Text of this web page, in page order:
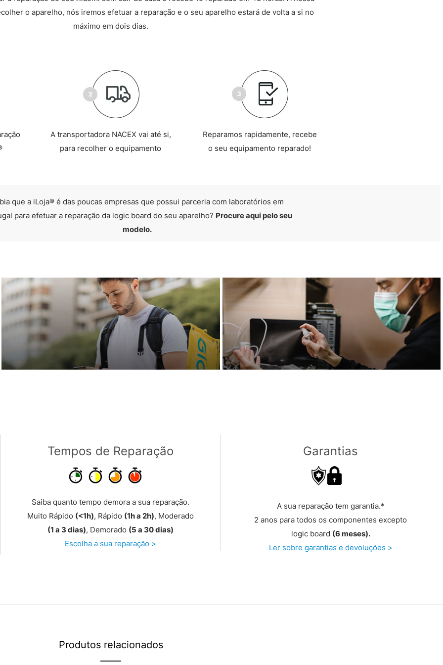
o aparelho, nós iremos efetuar a reparação e o seu aparelho estará de volta a si no
máximo em dois dias.
A transportadora NACEX vai até si,
para recolher o equipamento
Reparamos rapidamente, recebe
o seu equipamento reparado!
que a iLoja® é das poucas empresas que possui parceria com laboratórios em
para efetuar a reparação da logic board do seu aparelho? Procure aqui pelo seu
modelo.
Tempos de Reparação
Saiba quanto tempo demora a sua reparação.
Muito Rápido (<1h), Rápido (1h a 2h), Moderado
(1 a 3 dias), Demorado (5 a 30 dias)
Escolha a sua reparação >
Garantias
A sua reparação tem garantia.*
2 anos para todos os componentes excepto
logic board (6 meses).
Ler sobre garantias e devoluções >
Produtos relacionados